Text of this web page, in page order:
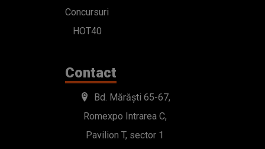
Concursuri
HOT40
Contact
Bd. Mărăști 65-67,
Romexpo Intrarea C,
Pavilion T, sector 1